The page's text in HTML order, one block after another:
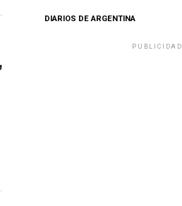
DIARIOS DE ARGENTINA
PUBLICIDAD